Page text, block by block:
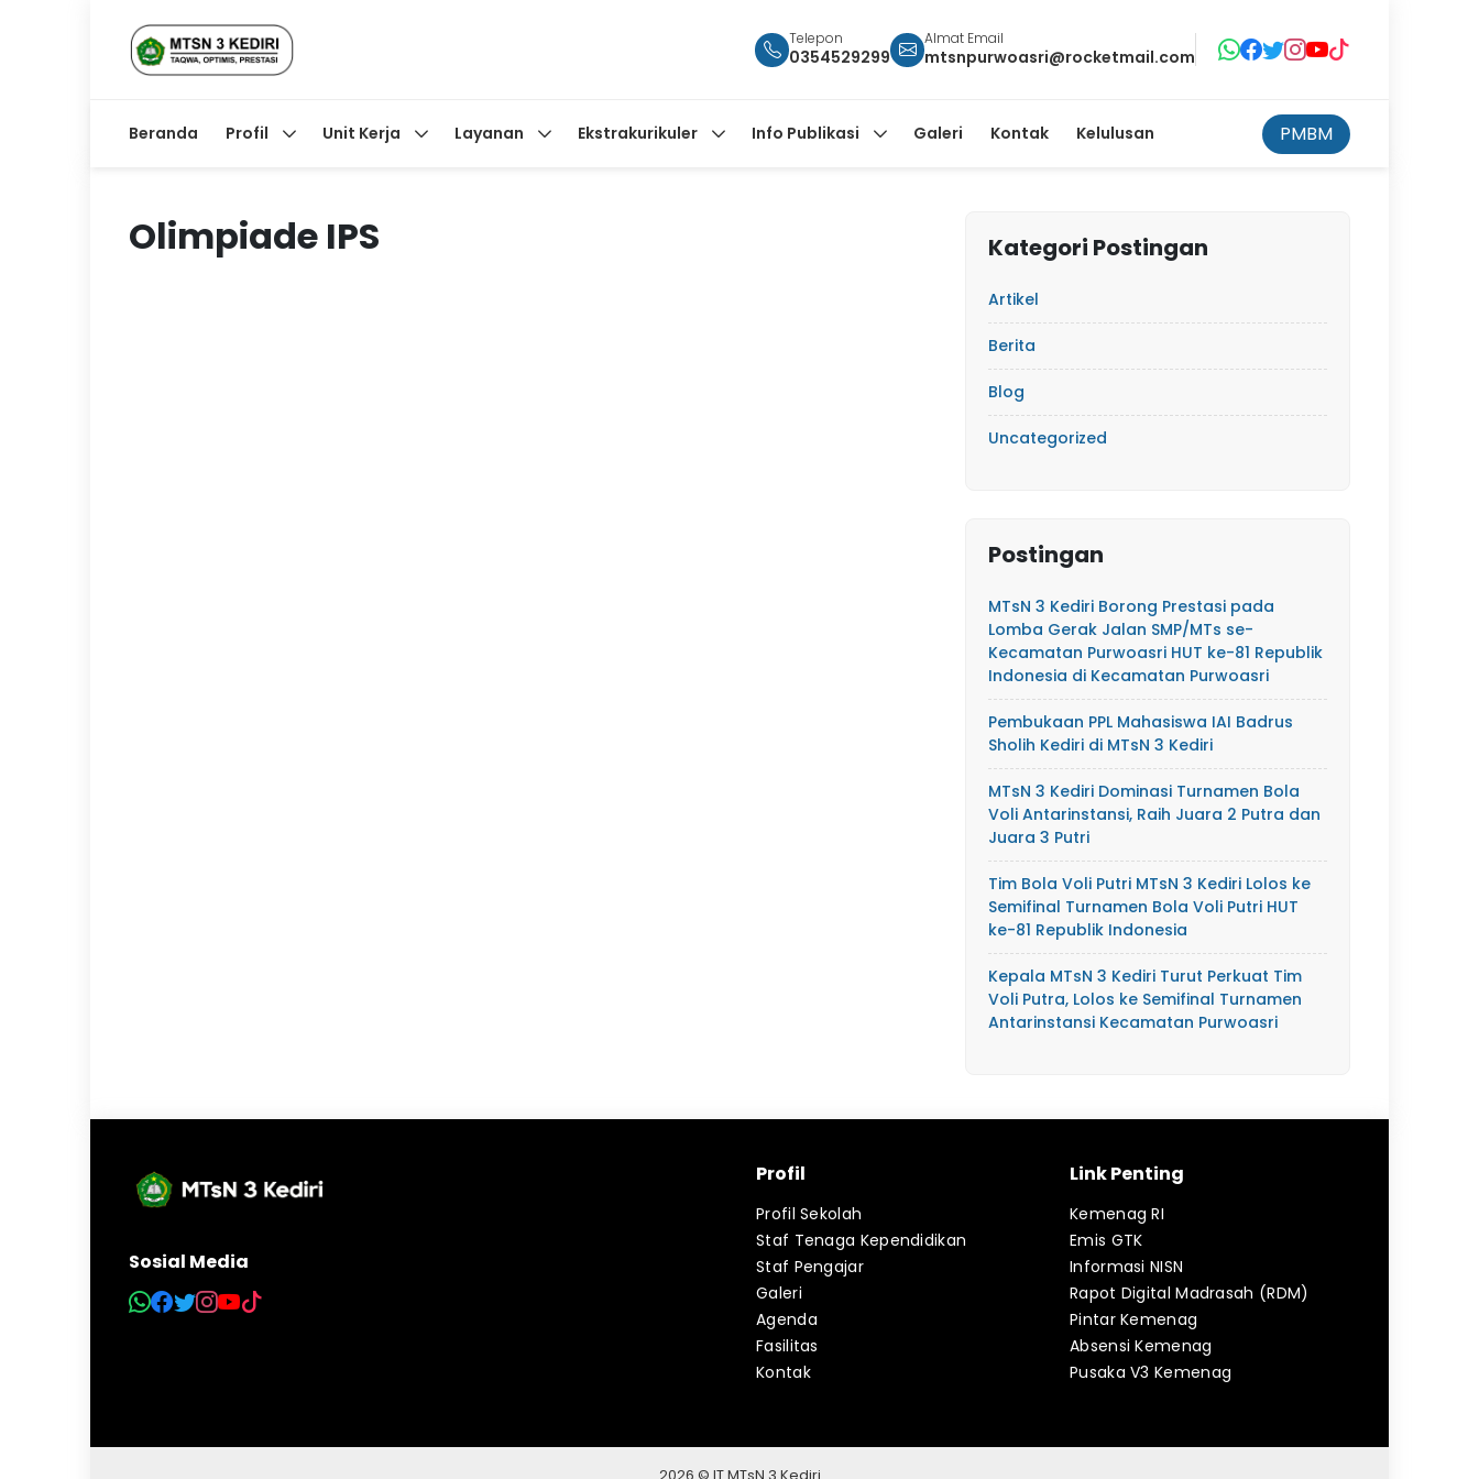
Telepon
0354529299
Almat Email
mtsnpurwoasri@rocketmail.com
Beranda Profil Unit Kerja Layanan Ekstrakurikuler Info Publikasi Galeri Kontak Kelulusan PMBM
Olimpiade IPS Kategori Postingan
Artikel
Berita
Blog
Uncategorized
Postingan
MTsN 3 Kediri Borong Prestasi pada
Lomba Gerak Jalan SMP/MTs se-
Kecamatan Purwoasri HUT ke-81 Republik
Indonesia di Kecamatan Purwoasri
Pembukaan PPL Mahasiswa IAI Badrus
Sholih Kediri di MTsN 3 Kediri
MTsN 3 Kediri Dominasi Turnamen Bola
Voli Antarinstansi, Raih Juara 2 Putra dan
Juara 3 Putri
Tim Bola Voli Putri MTsN 3 Kediri Lolos ke
Semifinal Turnamen Bola Voli Putri HUT
ke-81 Republik Indonesia
Kepala MTsN 3 Kediri Turut Perkuat Tim
Voli Putra, Lolos ke Semifinal Turnamen
Antarinstansi Kecamatan Purwoasri
Sosial Media
Profil
Profil Sekolah
Staf Tenaga Kependidikan
Staf Pengajar
Galeri
Agenda
Fasilitas
Kontak
Link Penting
Kemenag RI
Emis GTK
Informasi NISN
Rapot Digital Madrasah (RDM)
Pintar Kemenag
Absensi Kemenag
Pusaka V3 Kemenag